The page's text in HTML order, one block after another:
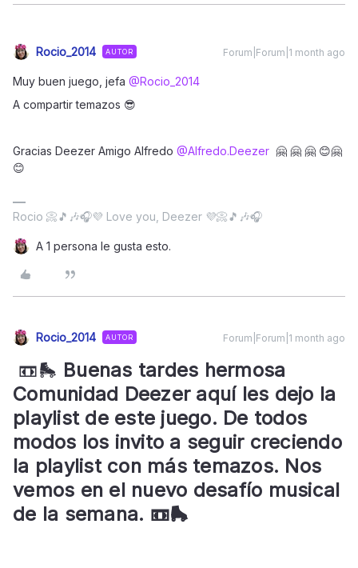
Rocio_2014 AUTOR Forum|Forum|1 month ago
Muy buen juego, jefa ​ @Rocio_2014
A compartir temazos 😎
Gracias Deezer Amigo Alfredo ​ @Alfredo.Deezer 🤗 🤗 🤗 😊🤗
😊
Rocio 📀🎵🎶🎧💜 Love you, Deezer 💜📀🎵🎶🎧
A 1 persona le gusta esto.
Rocio_2014 AUTOR Forum|Forum|1 month ago
📼🛼 Buenas tardes hermosa
Comunidad Deezer aquí les dejo la
playlist de este juego. De todos
modos los invito a seguir creciendo
la playlist con más temazos. Nos
vemos en el nuevo desafío musical
de la semana. 📼🛼